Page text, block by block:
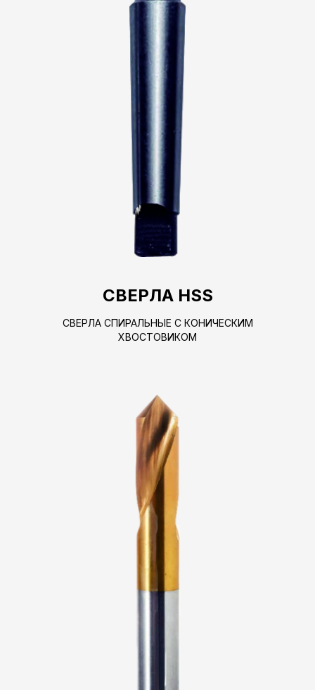
СВЕРЛА HSS
СВЕРЛА СПИРАЛЬНЫЕ С КОНИЧЕСКИМ
ХВОСТОВИКОМ